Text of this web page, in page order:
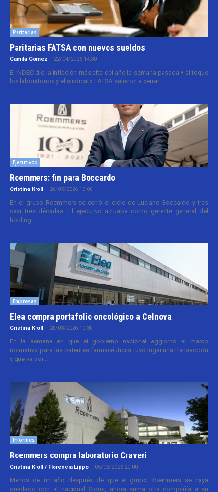
Paritarias
Paritarias FATSA con nuevos sueldos
Camila Gomez - 22/04/2026 14:30
El INDEC dio la inflación más alta del año la semana pasada y al toque
los laboratorios y el sindicato FATSA salieron a cerrar...
Ejecutivos
Roemmers: fin para Boccardo
Cristina Kroll - 20/05/2026 13:00
En el grupo Roemmers se cerró el ciclo de Luciano Boccardo y tras
casi tres décadas. El ejecutivo actuaba como gerente general del
holding...
Empresas
Elea compra portafolio oncológico a Celnova
Cristina Kroll - 20/03/2026 10:30
En la semana en que el gobierno nacional aggiornó el marco
normativo para las patentes farmacéuticas tuvo lugar una transacción
y que va por...
Informes
Roemmers compra laboratorio Craveri
Cristina Kroll / Florencia Lippo - 05/05/2026 20:00
Menos de un año después de que el grupo Roemmers se haya
quedado con el nacional Sidus, ahora suma otra compañía a su